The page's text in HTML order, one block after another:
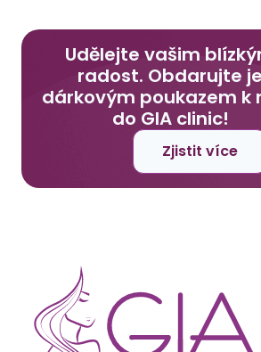
Udělejte vašim
radost. Obdarujte je
dárkovým poukazem k
do GIA clinic!
Zjistit více